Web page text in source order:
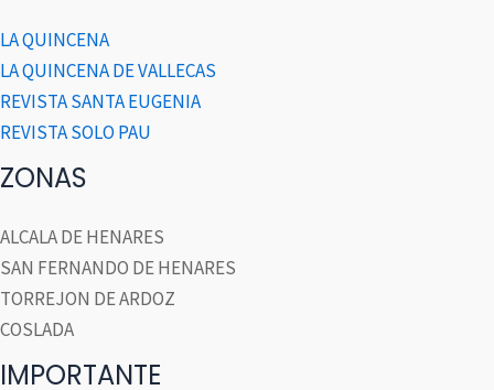
LA QUINCENA
LA QUINCENA DE VALLECAS
REVISTA SANTA EUGENIA
REVISTA SOLO PAU
ZONAS
ALCALA DE HENARES
SAN FERNANDO DE HENARES
TORREJON DE ARDOZ
COSLADA
IMPORTANTE